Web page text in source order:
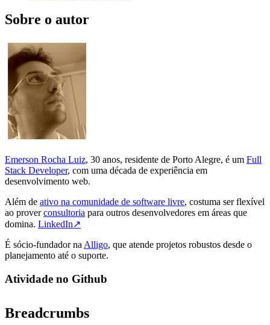
Sobre o autor
Emerson Rocha Luiz, 30 anos, residente de Porto Alegre, é um Full
Stack Developer, com uma década de experiência em
desenvolvimento web.
Além de ativo na comunidade de software livre, costuma ser flexível
ao proverconsultoria para outros desenvolvedores em áreas que
domina. LinkedIn↗
É sócio-fundador na Alligo, que atende projetos robustos desde o
planejamento até o suporte.
Atividade no Github
Breadcrumbs